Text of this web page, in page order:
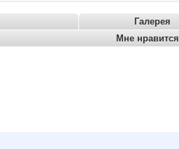
Галерея
Мне нравится